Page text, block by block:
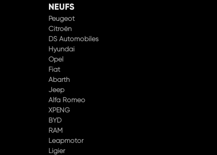
NEUFS
Peugeot
Citroën
DS Automobiles
Hyundai
Opel
Fiat
Abarth
Jeep
Alfa Romeo
XPENG
BYD
RAM
Leapmotor
Ligier